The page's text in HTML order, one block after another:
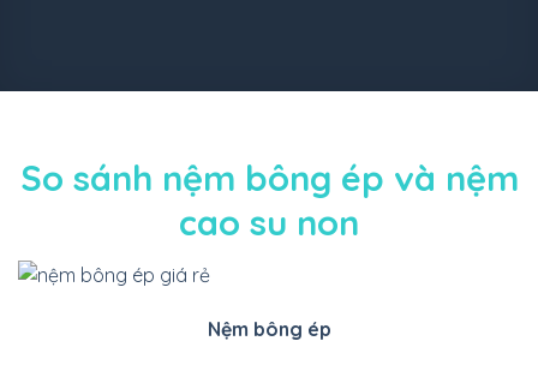
So sánh nệm bông ép và nệm
cao su non
Nệm bông ép